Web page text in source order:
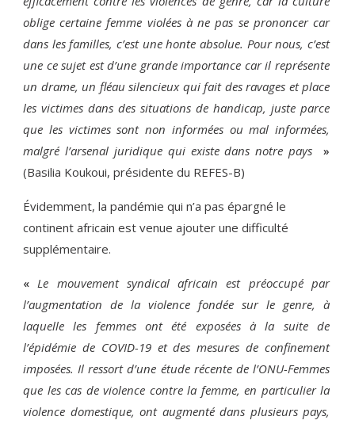
oblige certaine femme violées à ne pas se prononcer car
dans les familles, c’est une honte absolue. Pour nous, c’est
une ce sujet est d’une grande importance car il représente
un drame, un fléau silencieux qui fait des ravages et place
les victimes dans des situations de handicap, juste parce
que les victimes sont non informées ou mal informées,
malgré l’arsenal juridique qui existe dans notre pays
»
(Basilia Koukoui, présidente du REFES-B)
Évidemment, la pandémie qui n’a pas épargné le
continent africain est venue ajouter une difficulté
supplémentaire.
« Le mouvement syndical africain est préoccupé par
l’augmentation de la violence fondée sur le genre, à
laquelle les femmes ont été exposées à la suite de
l’épidémie de COVID-19 et des mesures de confinement
imposées. Il ressort d’une étude récente de l’ONU-Femmes
que les cas de violence contre la femme, en particulier la
violence domestique, ont augmenté dans plusieurs pays,